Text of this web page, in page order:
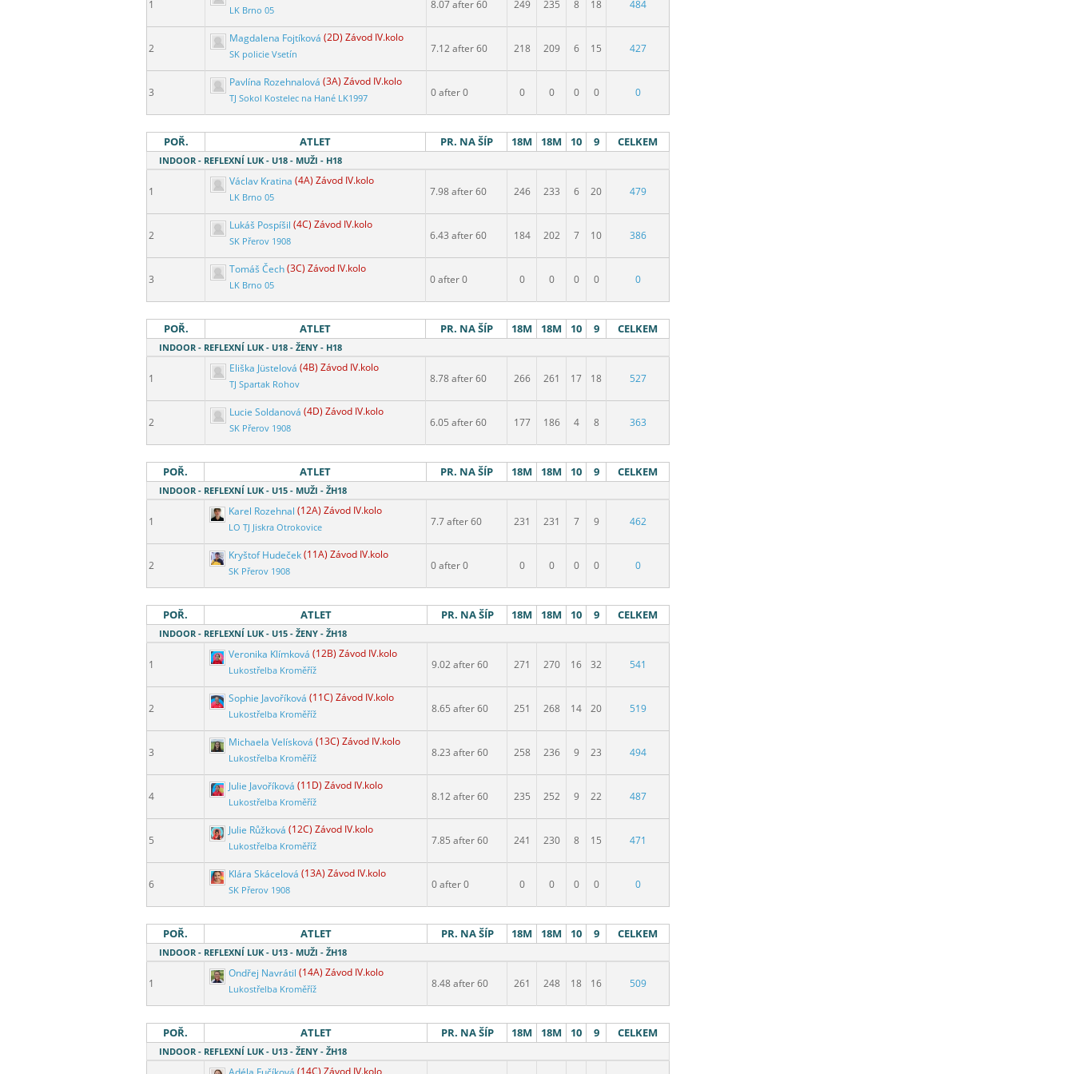
1 LK Brno 05 8.07 after 60 249 235 8 18 484
2
Magdalena Fojtíková (2D) Závod IV.kolo
SK policie Vsetín 7.12 after 60 218 209 6 15 427
3
Pavlína Rozehnalová (3A) Závod IV.kolo
TJ Sokol Kostelec na Hané LK1997 0 after 0 0 0 0 0 0
POŘ. ATLET PR. NA ŠÍP 18M 18M 10 9 CELKEM
INDOOR - REFLEXNÍ LUK - U18 - MUŽI - H18
1
Václav Kratina (4A) Závod IV.kolo
LK Brno 05 7.98 after 60 246 233 6 20 479
2
Lukáš Pospíšil (4C) Závod IV.kolo
SK Přerov 1908 6.43 after 60 184 202 7 10 386
3
Tomáš Čech(3C) Závod IV.kolo
LK Brno 05 0 after 0 0 0 0 0 0
POŘ. ATLET PR. NA ŠÍP 18M 18M 10 9 CELKEM
INDOOR - REFLEXNÍ LUK - U18 - ŽENY - H18
1
Eliška Jüstelová (4B) Závod IV.kolo
TJ Spartak Rohov 8.78 after 60 266 261 17 18 527
2
Lucie Soldanová (4D) Závod IV.kolo
SK Přerov 1908 6.05 after 60 177 186 4 8 363
POŘ. ATLET PR. NA ŠÍP 18M 18M 10 9 CELKEM
INDOOR - REFLEXNÍ LUK - U15 - MUŽI - ŽH18
1
Karel Rozehnal (12A) Závod IV.kolo
LO TJ Jiskra Otrokovice 7.7 after 60 231 231 7 9 462
2
Kryštof Hudeček(11A) Závod IV.kolo
SK Přerov 1908 0 after 0 0 0 0 0 0
POŘ. ATLET PR. NA ŠÍP 18M 18M 10 9 CELKEM
INDOOR - REFLEXNÍ LUK - U15 - ŽENY - ŽH18
1
Veronika Klímková (12B) Závod IV.kolo
Lukostřelba Kroměříž 9.02 after 60 271 270 16 32 541
2
Sophie Javoříková (11C) Závod IV.kolo
Lukostřelba Kroměříž 8.65 after 60 251 268 14 20 519
3
Michaela Velísková (13C) Závod IV.kolo
Lukostřelba Kroměříž 8.23 after 60 258 236 9 23 494
4
Julie Javoříková (11D) Závod IV.kolo
Lukostřelba Kroměříž 8.12 after 60 235 252 9 22 487
5
Julie Růžková (12C) Závod IV.kolo
Lukostřelba Kroměříž 7.85 after 60 241 230 8 15 471
6
Klára Skácelová (13A) Závod IV.kolo
SK Přerov 1908 0 after 0 0 0 0 0 0
POŘ. ATLET PR. NA ŠÍP 18M 18M 10 9 CELKEM
INDOOR - REFLEXNÍ LUK - U13 - MUŽI - ŽH18
1
Ondřej Navrátil (14A) Závod IV.kolo
Lukostřelba Kroměříž 8.48 after 60 261 248 18 16 509
POŘ. ATLET PR. NA ŠÍP 18M 18M 10 9 CELKEM
INDOOR - REFLEXNÍ LUK - U13 - ŽENY - ŽH18